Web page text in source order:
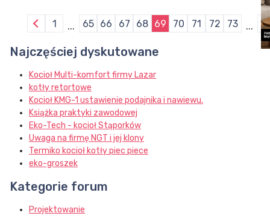
1 ... 65 66 67 68 69 70 71 72 73 ...
Najczęściej dyskutowane
Kocioł Multi-komfort firmy Lazar
kotły retortowe
Kocioł KMG-1 ustawienie podajnika i nawiewu.
Książka praktyki zawodowej
Eko-Tech - kocioł Stąporków
Uwaga na firmę NGT i jej klony
Termiko kocioł kotły piec piece
eko-groszek
Kategorie forum
Projektowanie